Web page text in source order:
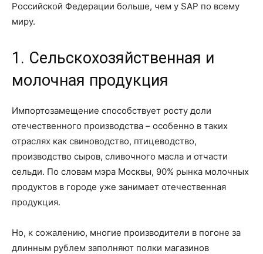
Российской Федерации больше, чем у SAP по всему
миру.
1. Сельскохозяйственная и
молочная продукция
Импортозамещение способствует росту доли
отечественного производства – особенно в таких
отраслях как свиноводство, птицеводство,
производство сыров, сливочного масла и отчасти
сельди. По словам мэра Москвы, 90% рынка молочных
продуктов в городе уже занимает отечественная
продукция.
Но, к сожалению, многие производители в погоне за
длинным рублем заполняют полки магазинов